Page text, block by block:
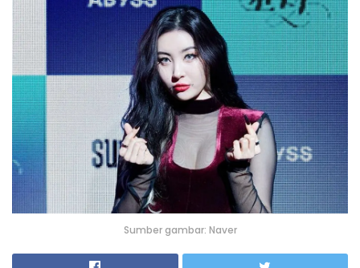
Sumber gambar: Naver